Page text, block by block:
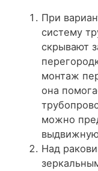
При
систему
скрывают
монтаж
она
можно
Над